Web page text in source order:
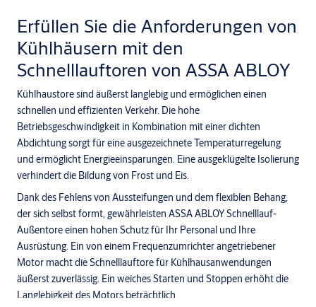
Erfüllen Sie die Anforderungen von
Kühlhäusern mit den
Schnelllauftoren von ASSA ABLOY
Kühlhaustore sind äußerst langlebig und ermöglichen einen
schnellen und effizienten Verkehr. Die hohe
Betriebsgeschwindigkeit in Kombination mit einer dichten
Abdichtung sorgt für eine ausgezeichnete Temperaturregelung
und ermöglicht Energieeinsparungen. Eine ausgeklügelte Isolierung
verhindert die Bildung von Frost und Eis.
Dank des Fehlens von Aussteifungen und dem flexiblen Behang,
der sich selbst formt, gewährleisten ASSA ABLOY Schnelllauf-
Außentore einen hohen Schutz für Ihr Personal und Ihre
Ausrüstung. Ein von einem Frequenzumrichter angetriebener
Motor macht die Schnelllauftore für Kühlhausanwendungen
äußerst zuverlässig. Ein weiches Starten und Stoppen erhöht die
Langlebigkeit des Motors beträchtlich.